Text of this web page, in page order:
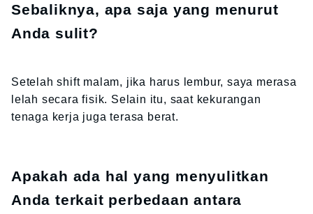
Sebaliknya, apa saja yang menurut
Anda sulit?
Setelah shift malam, jika harus lembur, saya merasa
lelah secara fisik. Selain itu, saat kekurangan
tenaga kerja juga terasa berat.
Apakah ada hal yang menyulitkan
Anda terkait perbedaan antara